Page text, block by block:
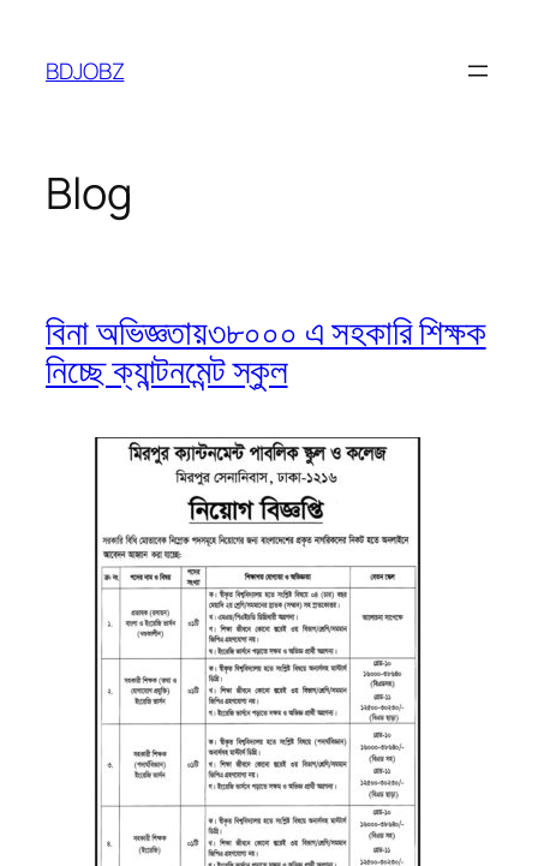
content
BDJOBZ
Blog
বিনা অভিজ্ঞতায়৩৮০০০ এ সহকারি শিক্ষক
নিচ্ছে ক্যান্টনমেন্ট স্কুল